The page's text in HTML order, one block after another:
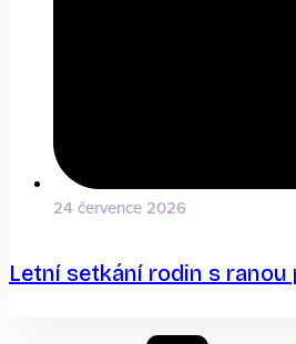
24 července 2026
Letní setkání rodin s ranou